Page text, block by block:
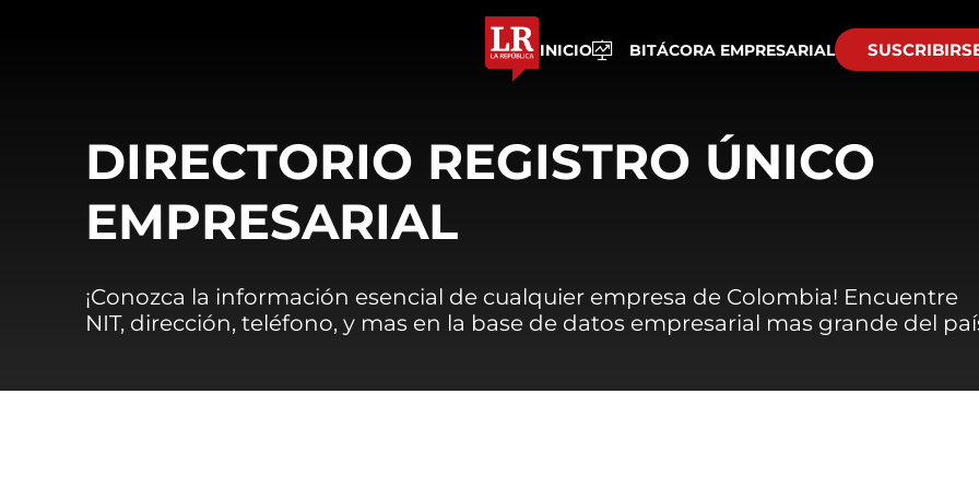
INICIO BITÁCORA EMPRESARIAL
DIRECTORIO REGISTRO ÚNICO
EMPRESARIAL
¡Conozca la información esencial de cualquier empresa de Colombia! Encuentre
NIT, dirección, teléfono, y mas en la base de datos empresarial mas grande del